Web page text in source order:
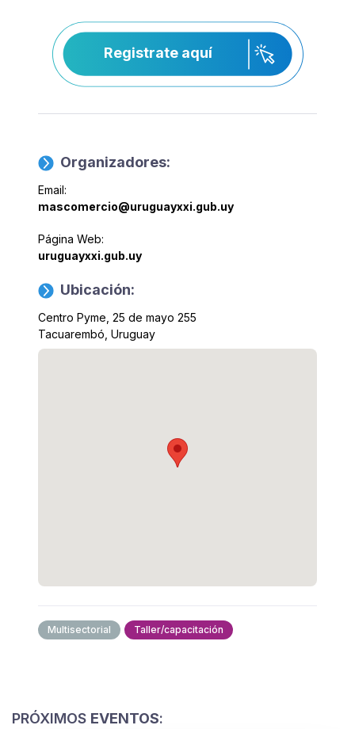
PRÓXIMOS EVENTOS:
Registrate aquí
Organizadores:
Email:
mascomercio@uruguayxxi.gub.uy
Página Web:
uruguayxxi.gub.uy
Ubicación:
Centro Pyme, 25 de mayo 255
Tacuarembó, Uruguay
Multisectorial Taller/capacitación